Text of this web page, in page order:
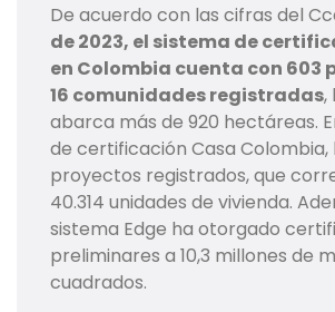
De acuerdo con las cifras del
de 2023, el sistema de
en Colombia cuenta con 603
16 comunidades registradas,
abarca más de 920 hectáreas.
de certificación Casa Colombia,
proyectos registrados, que
40.314 unidades de vivienda.
sistema Edge ha otorgado
preliminares a 10,3 millones de
cuadrados.